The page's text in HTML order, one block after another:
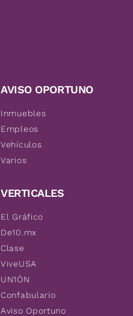
AVISO OPORTUNO
Inmuebles
Empleos
Vehículos
Varios
VERTICALES
El Gráfico
De10.mx
Clase
ViveUSA
UN1ÓN
Confabulario
Aviso Oportuno